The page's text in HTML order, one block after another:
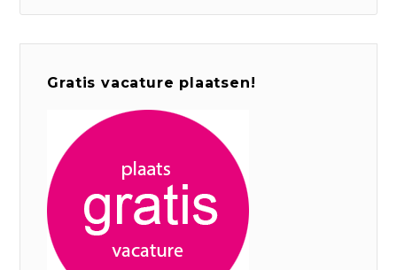
Gratis vacature plaatsen!